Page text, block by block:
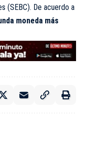
(SEBC). De acuerdo a
moneda más